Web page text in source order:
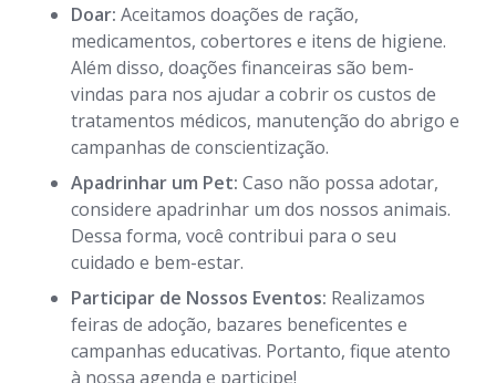
Doar: Aceitamos doações de ração,
medicamentos, cobertores e itens de higiene.
Além disso, doações financeiras são bem-
vindas para nos ajudar a cobrir os custos de
tratamentos médicos, manutenção do abrigo e
campanhas de conscientização.
Apadrinhar um Pet: Caso não possa adotar,
considere apadrinhar um dos nossos animais.
Dessa forma, você contribui para o seu
cuidado e bem-estar.
Participar de Nossos Eventos: Realizamos
feiras de adoção, bazares beneficentes e
campanhas educativas. Portanto, fique atento
à nossa agenda e participe!